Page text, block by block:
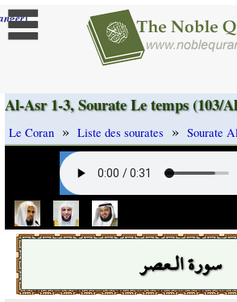
]
Al-Asr 1-3, Sourate Le temps (103/
Le Coran » Liste des sourates » Sourate
سورة الـعصر